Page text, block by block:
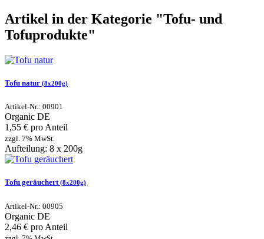
Artikel in der Kategorie "Tofu- und
Tofuprodukte"
Tofu natur (8x200g)
Artikel-Nr.: 00901
Organic DE
1,55 € pro Anteil
zzgl. 7% MwSt.
Aufteilung: 8 x 200g
Tofu geräuchert(8x200g)
Artikel-Nr.: 00905
Organic DE
2,46 € pro Anteil